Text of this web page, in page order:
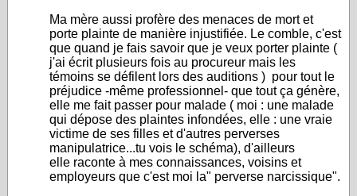
Ma mère aussi profère des menaces de mort et
porte plainte de manière injustifiée. Le comble, c'est
que quand je fais savoir que je veux porter plainte (
j'ai écrit plusieurs fois au procureur mais les
témoins se défilent lors des auditions ) pour tout le
préjudice -même professionnel- que tout ça génère,
elle me fait passer pour malade ( moi : une malade
qui dépose des plaintes infondées, elle : une vraie
victime de ses filles et d'autres perverses
manipulatrice...tu vois le schéma), d'ailleurs
elle raconte à mes connaissances, voisins et
employeurs que c'est moi la" perverse narcissique".